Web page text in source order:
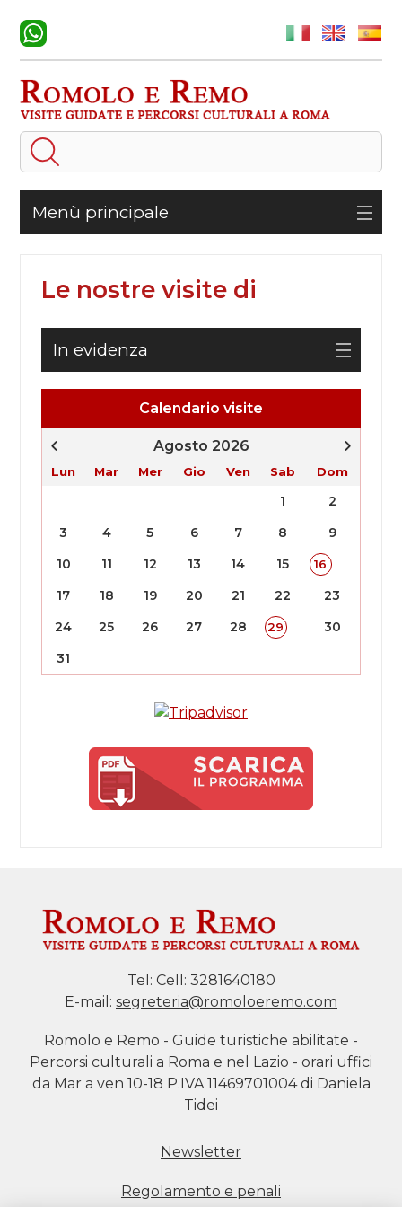
Menù principale
Calendario visite
Agosto 2026
Lun Mar Mer Gio Ven Sab Dom
1
2
3
4 5 6 7 8
9
10
11 12 13 14 15 16
17 18 19 20 21 22
23
24
25 26 27 28 29
30
31
Le nostre visite di
In evidenza
Tel: Cell: 3281640180
E-mail: segreteria@romoloeremo.com
Romolo e Remo - Guide turistiche abilitate -
Percorsi culturali a Roma e nel Lazio - orari uffici
da Mar a ven 10-18 P.IVA 11469701004 di Daniela
Tidei
Newsletter
Regolamento e penali